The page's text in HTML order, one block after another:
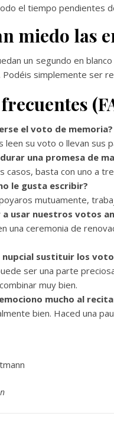
el tiempo pendientes
miedo las
un segundo en
Podéis simplemente ser
el voto de memoria?
leen su voto o llevan sus
una promesa de
casos, basta con uno a
le gusta escribir?
mutuamente,
a usar nuestros votos
una ceremonia de
nupcial sustituir los
ser una parte
muy bien.
mucho al
bien. Haced una